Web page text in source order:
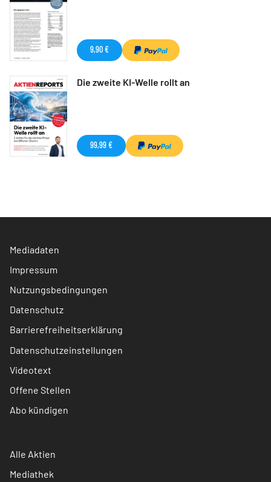
9,90 €
Die zweite KI-Welle rollt an
99,99 €
Mediadaten
Impressum
Nutzungsbedingungen
Datenschutz
Barrierefreiheitserklärung
Datenschutzeinstellungen
Videotext
Offene Stellen
Abo kündigen
Alle Aktien
Mediathek